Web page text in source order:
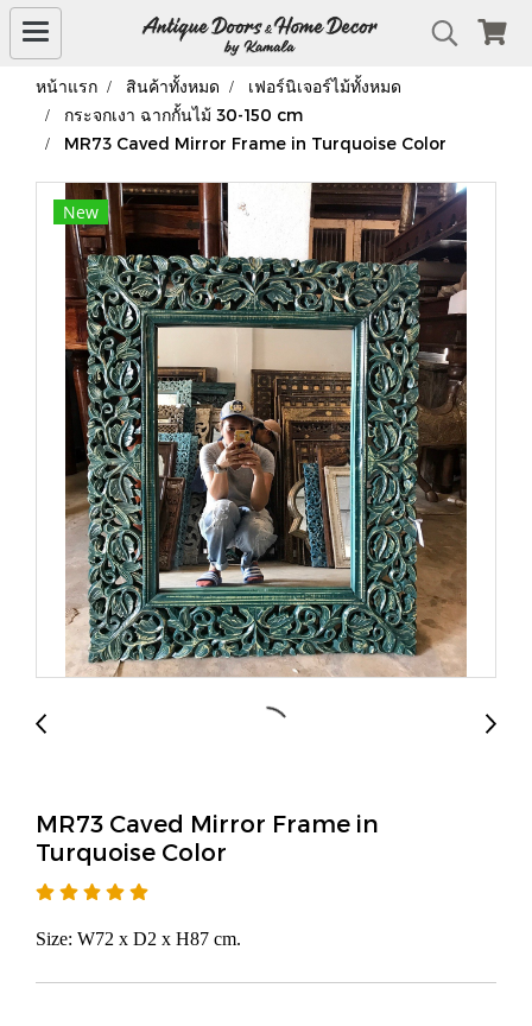
หน้าแรก สินค้าทั้งหมด
เฟอร์นิเจอร์ไม้ทั้งหมด
กระจกเงา ฉากกั้นไม้ 30-150 cm
MR73 Caved Mirror Frame in Turquoise Color
New
MR73 Caved Mirror Frame in
Turquoise Color
Size: W72 x D2 x H87 cm.